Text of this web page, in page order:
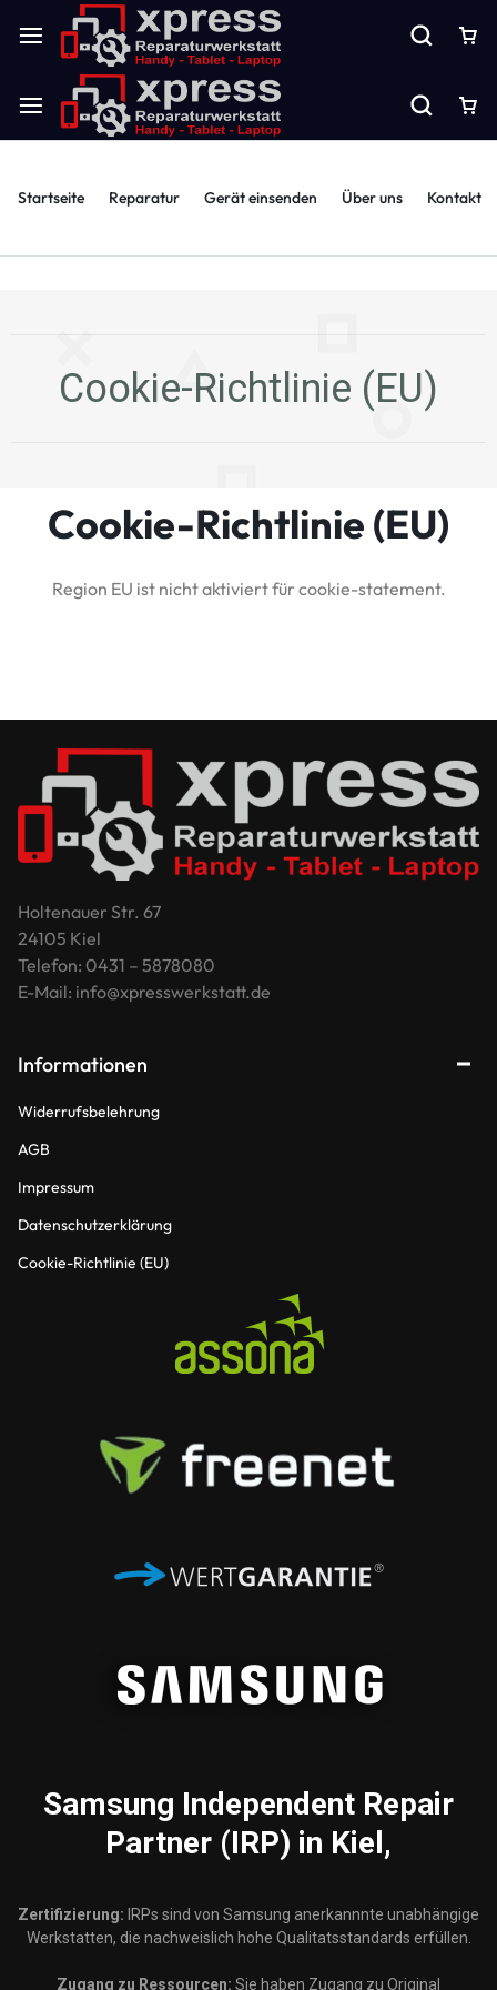
Startseite Reparatur Gerät einsenden Über uns Kontakt
Cookie-Richtlinie (EU)
Cookie-Richtlinie (EU)
Region EU ist nicht aktiviert für cookie-statement.
Holtenauer Str. 67
24105 Kiel
Telefon: 0431 – 5878080
E-Mail: info@xpresswerkstatt.de
Informationen
Widerrufsbelehrung
AGB
Impressum
Datenschutzerklärung
Cookie-Richtlinie (EU)
Samsung Independent Repair
Partner (IRP) in Kiel,
Zertifizierung: IRPs sind von Samsung anerkannnte unabhängige
Werkstatten, die nachweislich hohe Qualitatsstandards erfüllen.
Zugang zu Ressourcen: Sie haben Zugang zu Original